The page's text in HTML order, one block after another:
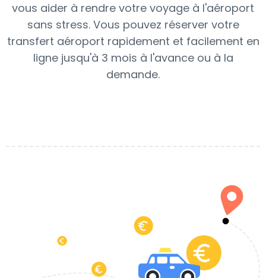
vous aider à rendre votre voyage à l'aéroport
sans stress. Vous pouvez réserver votre
transfert aéroport rapidement et facilement en
ligne jusqu'à 3 mois à l'avance ou à la
demande.